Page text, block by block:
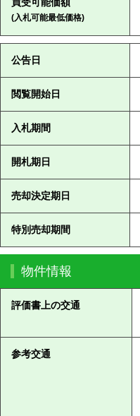
(入札可能最低価格)
公告日
閲覧開始日
入札期間
開札期日
売却決定期日
特別売却期間
物件情報
評価書上の交通
参考交通